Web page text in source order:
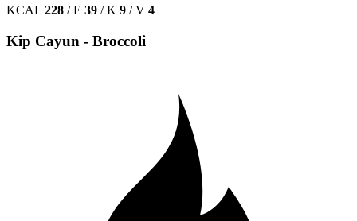
KCAL 228 / E 39 / K 9 / V 4
Kip Cayun - Broccoli